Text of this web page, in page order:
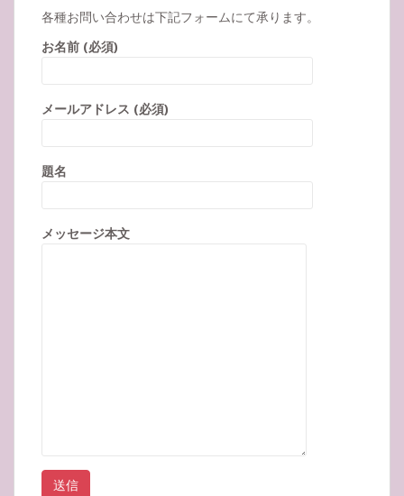
各種お問い合わせは下記フォームにて承ります。
お名前 (必須)
メールアドレス (必須)
題名
メッセージ本文